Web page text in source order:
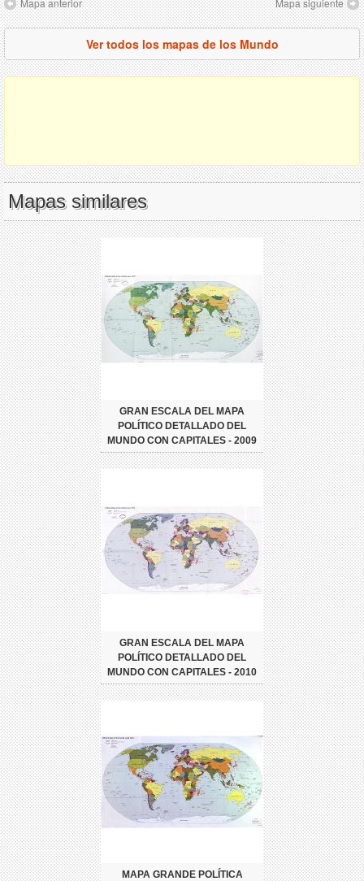
Mapa anterior Mapa siguiente
Ver todos los mapas de los Mundo
Mapas similares
GRAN ESCALA DEL MAPA
POLÍTICO DETALLADO DEL
MUNDO CON CAPITALES - 2009
GRAN ESCALA DEL MAPA
POLÍTICO DETALLADO DEL
MUNDO CON CAPITALES - 2010
MAPA GRANDE POLÍTICA